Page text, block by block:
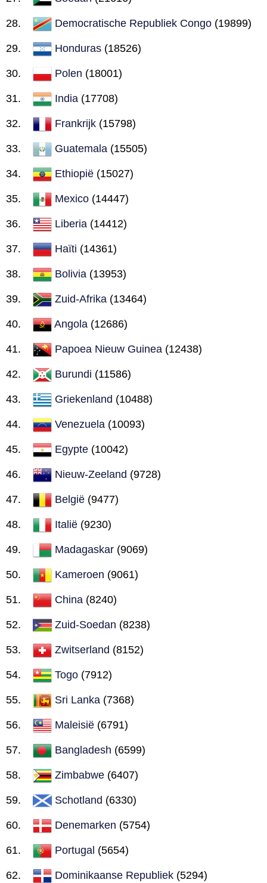
Democratische Republiek Congo (19899)
Honduras (18526)
Polen (18001)
India (17708)
Frankrijk (15798)
Guatemala (15505)
Ethiopië (15027)
Mexico (14447)
Liberia (14412)
Haïti (14361)
Bolivia (13953)
Zuid-Afrika (13464)
Angola (12686)
Papoea Nieuw Guinea (12438)
Burundi (11586)
Griekenland (10488)
Venezuela (10093)
Egypte (10042)
Nieuw-Zeeland (9728)
België (9477)
Italië (9230)
Madagaskar (9069)
Kameroen (9061)
China (8240)
Zuid-Soedan (8238)
Zwitserland (8152)
Togo (7912)
Sri Lanka (7368)
Maleisië (6791)
Bangladesh (6599)
Zimbabwe (6407)
Schotland (6330)
Denemarken (5754)
Portugal (5654)
Dominikaanse Republiek (5294)